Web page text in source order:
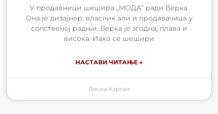
У продавници шешира „МОДА” ради Верка.
Она је дизајнер, власник али и продавачица у
сопственој радњи. Верка је згодна, плава и
висока. Иако се шешири
НАСТАВИ ЧИТАЊЕ »
Весна Картал